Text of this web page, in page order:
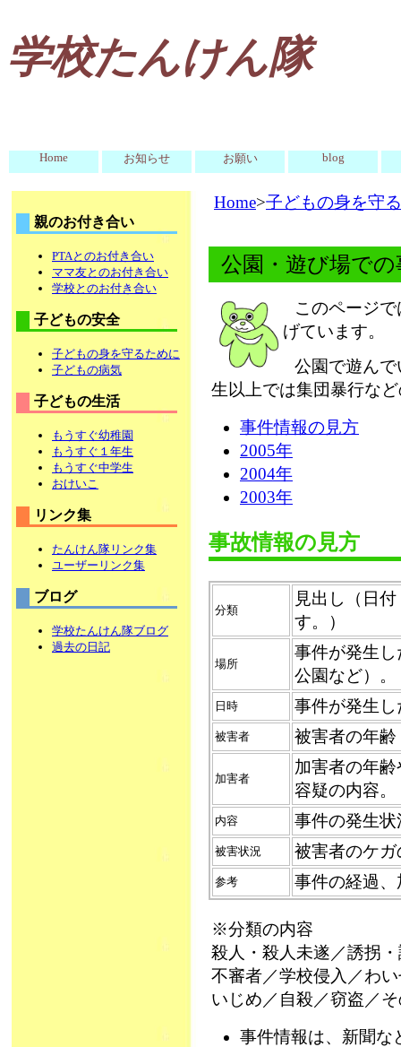
学校たんけん隊
Home お知らせ お願い blog
親のお付き合い
PTAとのお付き合い
ママ友とのお付き合い
学校とのお付き合い
子どもの安全
子どもの身を守るために
子どもの病気
子どもの生活
もうすぐ幼稚園
もうすぐ１年生
もうすぐ中学生
おけいこ
リンク集
たんけん隊リンク集
ユーザーリンク集
ブログ
学校たんけん隊ブログ
過去の日記
Home>子どもの身を守
公園・遊び場での
このページ
げています。
公園で遊ん
生以上では集団暴行な
事件情報の見方
2005年
2004年
2003年
事故情報の見方
分類
見出し（日
す。）
場所
事件が発生
公園など）。
日時 事件が発生
被害者 被害者の年
加害者
加害者の年
容疑の内容。
内容 事件の発生
被害状況 被害者のケ
参考 事件の経過
※分類の内容
殺人・殺人未遂／誘拐
不審者／学校侵入／わ
いじめ／自殺／窃盗／
事件情報は、新聞な